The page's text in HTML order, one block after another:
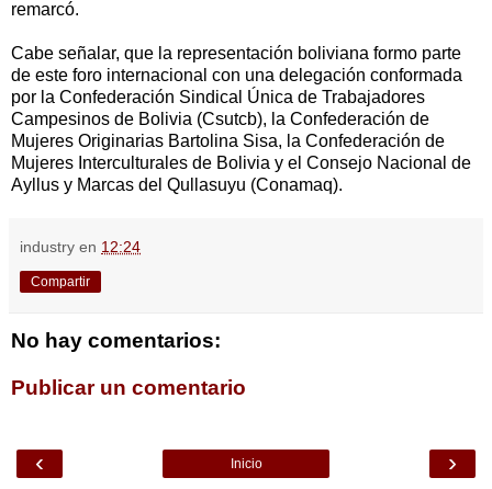
remarcó.
Cabe señalar, que la representación boliviana formo parte
de este foro internacional con una delegación conformada
por la Confederación Sindical Única de Trabajadores
Campesinos de Bolivia (Csutcb), la Confederación de
Mujeres Originarias Bartolina Sisa, la Confederación de
Mujeres Interculturales de Bolivia y el Consejo Nacional de
Ayllus y Marcas del Qullasuyu (Conamaq).
industry en 12:24
Compartir
No hay comentarios:
Publicar un comentario
‹ ›
Inicio